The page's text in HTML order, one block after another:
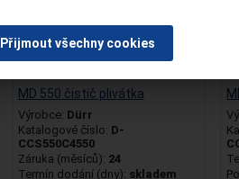
MD 550 čistič plivátka
Výrobce: Dürr
Katalogové číslo: D-
CCS550C4550
Záruka (měsíců): 24
Termín dodání (dny): skladem
Přijmout všechny cookies